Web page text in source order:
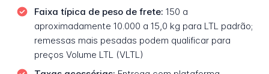
Faixa típica de peso de frete: 150 a
aproximadamente 10.000 a 15,0 kg para LTL padrão;
remessas mais pesadas podem qualificar para
preços Volume LTL (VLTL)